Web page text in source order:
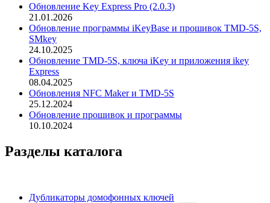
Обновление Key Express Pro (2.0.3)
21.01.2026
Обновление программы iKeyBase и прошивок TMD-5S,
SMkey
24.10.2025
Обновление TMD-5S, ключа iKey и приложения ikey
Express
08.04.2025
Обновления NFC Maker и TMD-5S
25.12.2024
Обновление прошивок и программы
10.10.2024
Разделы каталога
Дубликаторы домофонных ключей